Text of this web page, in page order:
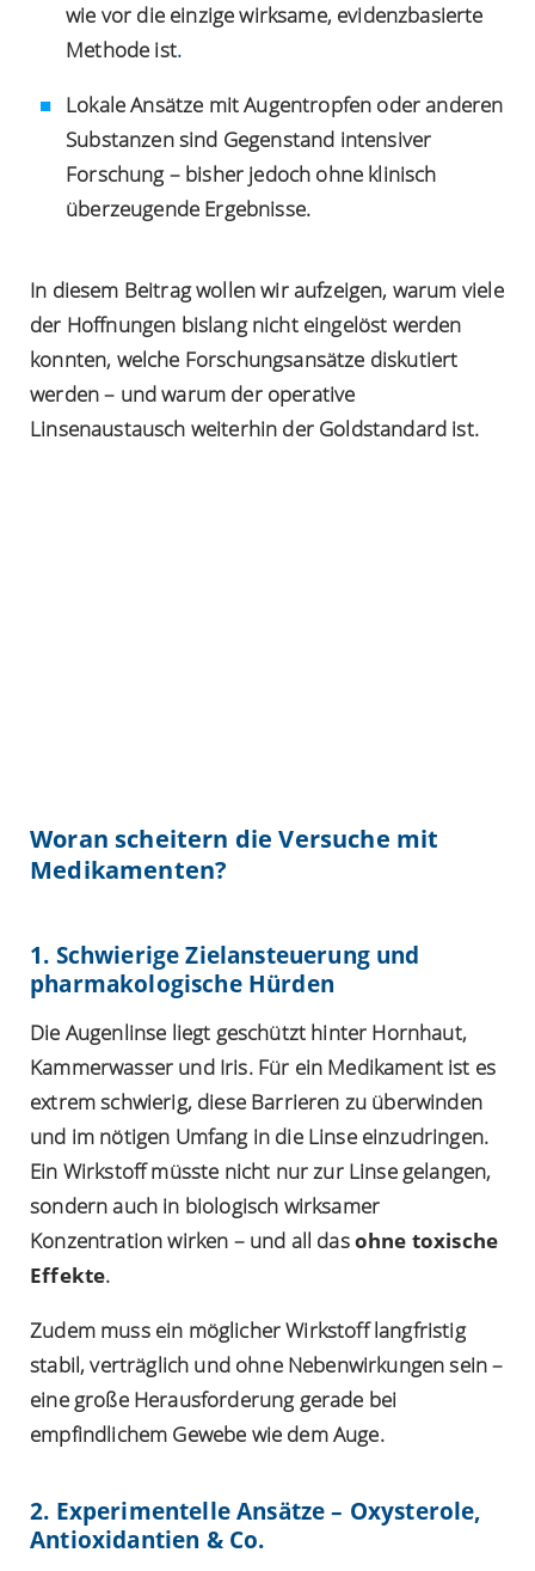
wie vor die einzige wirksame, evidenzbasierte
Methode ist.
Lokale Ansätze mit Augentropfen oder anderen
Substanzen sind Gegenstand intensiver
Forschung – bisher jedoch ohne klinisch
überzeugende Ergebnisse.
In diesem Beitrag wollen wir aufzeigen, warum viele
der Hoffnungen bislang nicht eingelöst werden
konnten, welche Forschungsansätze diskutiert
werden – und warum der operative
Linsenaustausch weiterhin der Goldstandard ist.
Woran scheitern die Versuche mit
Medikamenten?
1. Schwierige Zielansteuerung und
pharmakologische Hürden
Die Augenlinse liegt geschützt hinter Hornhaut,
Kammerwasser und Iris. Für ein Medikament ist es
extrem schwierig, diese Barrieren zu überwinden
und im nötigen Umfang in die Linse einzudringen.
Ein Wirkstoff müsste nicht nur zur Linse gelangen,
sondern auch in biologisch wirksamer
Konzentration wirken – und all dasohne toxische
Effekte.
Zudem muss ein möglicher Wirkstoff langfristig
stabil, verträglich und ohne Nebenwirkungen sein –
eine große Herausforderung gerade bei
empfindlichem Gewebe wie dem Auge.
2. Experimentelle Ansätze – Oxysterole,
Antioxidantien & Co.